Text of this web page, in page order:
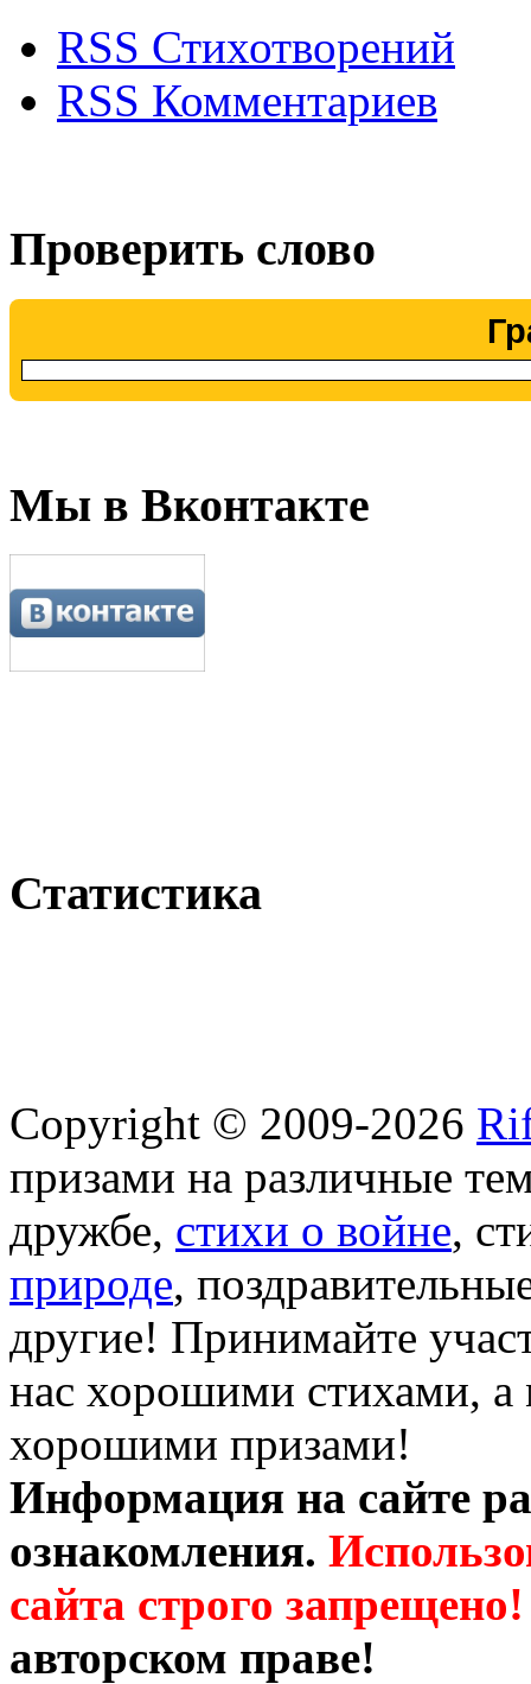
RSS Стихотворений
RSS Комментариев
Проверить слово
Мы в Вконтакте
Статистика
Copyright © 2009-2026
призами на различные
дружбе, стихи о войне,
природе,
другие! Принимайте
нас хорошими стихами, а
хорошими призами!
Информация на сайте
ознакомления.
сайта строго запрещено!
авторском праве!